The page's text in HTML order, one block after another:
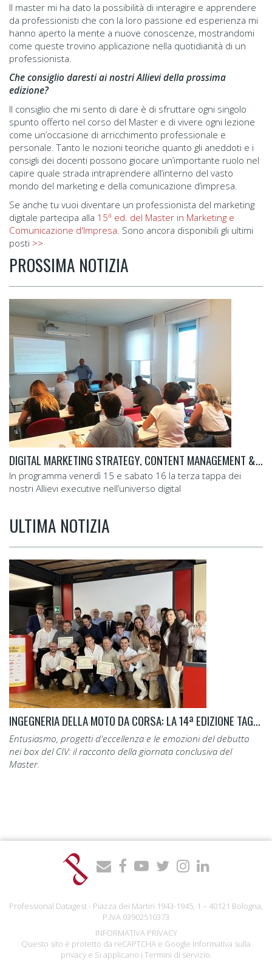
Il master mi ha dato la possibilità di interagire e apprendere
da professionisti che con la loro passione ed esperienza mi
hanno aperto la mente a nuove conoscenze, mostrandomi
come queste trovino applicazione nella quotidianità di un
professionista.
Che consiglio daresti ai nostri Allievi della prossima
edizione?
Il consiglio che mi sento di dare è di sfruttare ogni singolo
spunto offerto nel corso del Master e di vivere ogni lezione
come un’occasione di arricchimento professionale e
personale. Tanto le nozioni teoriche quanto gli aneddoti e i
consigli dei docenti possono giocare un’importante ruolo nel
capire quale strada intraprendere all’interno del vasto
mondo del marketing e della comunicazione d’impresa.
Se anche tu vuoi diventare un professionista del marketing
digitale partecipa alla 15a ed. del Master in Marketing e
Comunicazione d'Impresa . Sono ancora disponibili gli ultimi
posti >>
PROSSIMA NOTIZIA
DIGITAL MARKETING STRATEGY, CONTENT MANAGEMENT & SOCIAL ADVERTISING
In programma venerdì 15 e sabato 16 la terza tappa dei
nostri Allievi executive nell’universo digital
ULTIMA NOTIZIA
INGEGNERIA DELLA MOTO DA CORSA: LA 14ª EDIZIONE TAGLIA IL TRAGUARDO.
Entusiasmo, progetti d'eccellenza e le emozioni del debutto
nei box del CIV: il racconto della giornata conclusiva del
Master.
Professional Datagest - Piazza dei Martiri 1943-1945, 1 – 40121 Bologna,
P.IVA 03902510373
INFORMATIVA PRIVACY
Questo sito è protetto da reCAPTCHA e Google Informativa sulla
privacye Si applicano i Termini di servizio.